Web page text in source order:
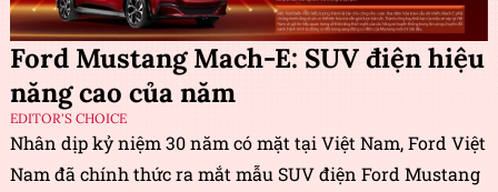
Ford Mustang Mach-E: SUV điện hiệu
năng cao của năm
EDITOR'S CHOICE
Nhân dịp kỷ niệm 30 năm có mặt tại Việt Nam, Ford Việt
Nam đã chính thức ra mắt mẫu SUV điện Ford Mustang